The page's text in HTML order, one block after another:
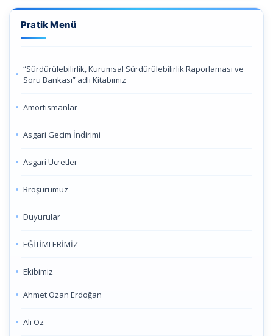
Pratik Menü
“Sürdürülebilirlik, Kurumsal Sürdürülebilirlik Raporlaması ve
Soru Bankası” adlı Kitabımız
Amortismanlar
Asgari Geçim İndirimi
Asgari Ücretler
Broşürümüz
Duyurular
EĞİTİMLERİMİZ
Ekibimiz
Ahmet Ozan Erdoğan
Ali Öz